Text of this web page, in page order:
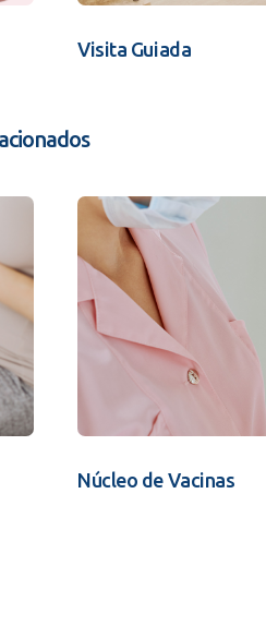
Visita Guiada
Núcleo de Vacinas